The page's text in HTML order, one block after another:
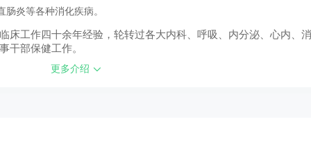
炎等各种消化疾病。
工作四十余年经验，轮转过各大内科、呼吸、内分泌、心内、
干部保健工作。
更多介绍